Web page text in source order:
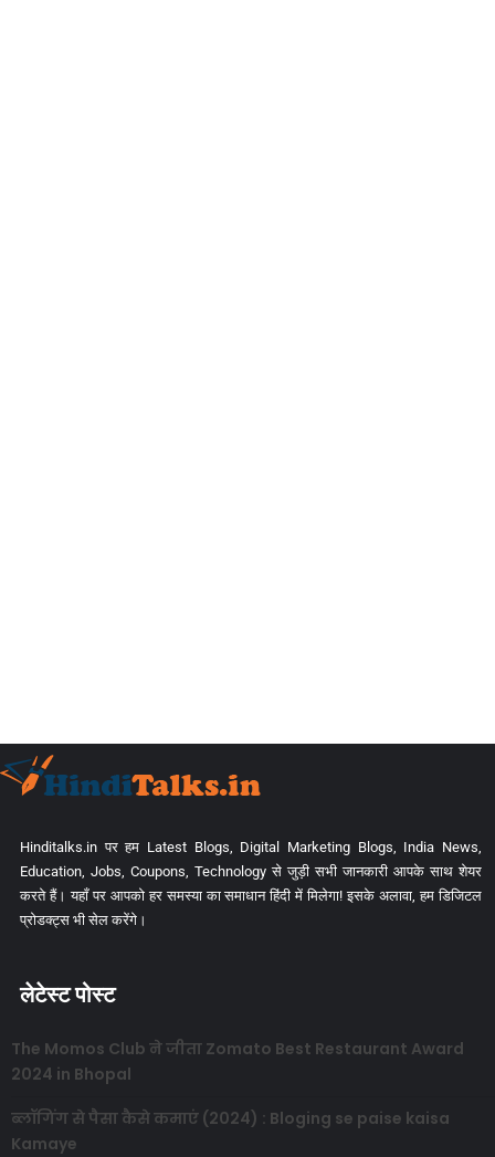
Hinditalks.in पर हम Latest Blogs, Digital Marketing Blogs, India News,
Education, Jobs, Coupons, Technology से जुड़ी सभी जानकारी आपके साथ शेयर
करते हैं। यहाँ पर आपको हर समस्या का समाधान हिंदी में मिलेगा! इसके अलावा, हम डिजिटल
प्रोडक्ट्स भी सेल करेंगे।
लेटेस्ट पोस्ट
The Momos Club ने जीता Zomato Best Restaurant Award
2024 in Bhopal
ब्लॉगिंग से पैसा कैसे कमाएं (2024) : Bloging se paise kaisa
Kamaye